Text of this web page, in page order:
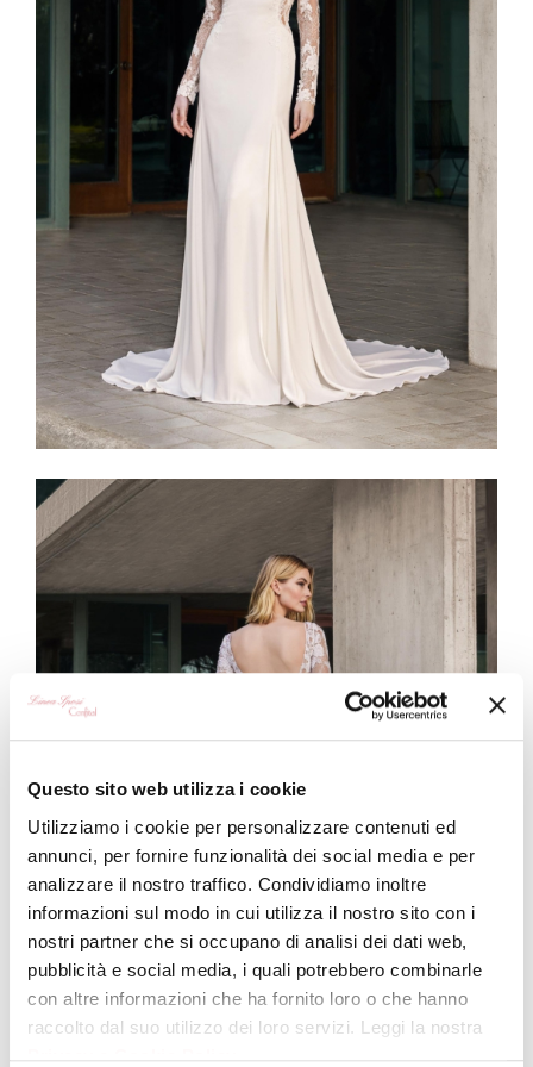
Questo sito web utilizza i cookie
Utilizziamo i cookie per personalizzare contenuti ed
annunci, per fornire funzionalità dei social media e per
analizzare il nostro traffico. Condividiamo inoltre
informazioni sul modo in cui utilizza il nostro sito con i
nostri partner che si occupano di analisi dei dati web,
pubblicità e social media, i quali potrebbero combinarle
con altre informazioni che ha fornito loro o che hanno
raccolto dal suo utilizzo dei loro servizi. Leggi la nostra